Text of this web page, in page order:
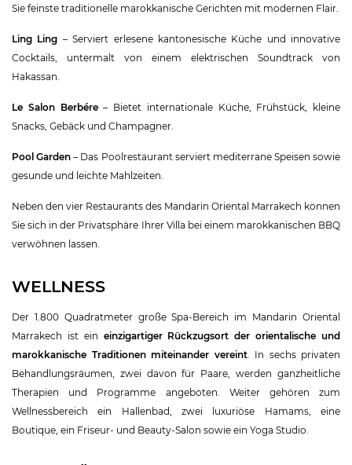
Sie feinste traditionelle marokkanische Gerichten mit modernen Flair.
Ling Ling – Serviert erlesene kantonesische Küche und innovative
Cocktails, untermalt von einem elektrischen Soundtrack von
Hakassan.
Le Salon Berbére– Bietet internationale Küche, Frühstück, kleine
Snacks, Gebäck und Champagner.
Pool Garden – Das Poolrestaurant serviert mediterrane Speisen sowie
gesunde und leichte Mahlzeiten.
Neben den vier Restaurants des Mandarin Oriental Marrakech können
Sie sich in der Privatsphäre Ihrer Villa bei einem marokkanischen BBQ
verwöhnen lassen.
WELLNESS
Der 1.800 Quadratmeter große Spa-Bereich im Mandarin Oriental
Marrakech ist ein einzigartiger Rückzugsort der orientalische und
marokkanische Traditionen miteinander vereint. In sechs privaten
Behandlungsräumen, zwei davon für Paare, werden ganzheitliche
Therapien und Programme angeboten. Weiter gehören zum
Wellnessbereich ein Hallenbad, zwei luxuriöse Hamams, eine
Boutique, ein Friseur- und Beauty-Salon sowie ein Yoga Studio.